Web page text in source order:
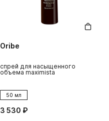
Oribe
спрей для насыщенного
объема maximista
50 мл
3 530 ₽